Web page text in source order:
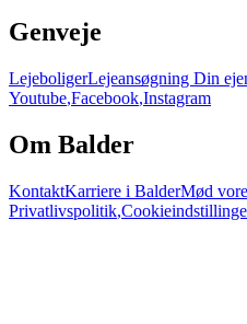
Genveje
LejeboligerLejeansøgning Din
Youtube,Facebook,Instagram
Om Balder
KontaktKarriere i BalderMød
Privatlivspolitik,